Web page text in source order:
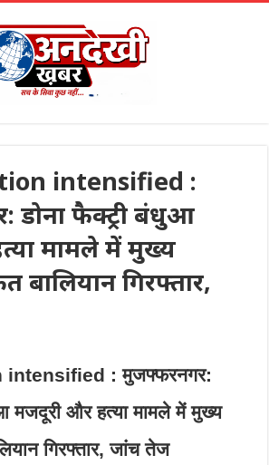
intensified :
डोना फैक्ट्री बंधुआ
मामले में मुख्य
बालियान गिरफ्तार,
: मुजफ्फरनगर:
मजदूरी और हत्या मामले में मुख्य
गिरफ्तार, जांच तेज